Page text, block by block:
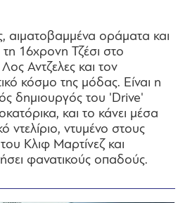
αιματοβαμμένα οράματα και
16χρονη Τζέσι στο
Λος Αντζελες και τον
κόσμο της μόδας. Είναι η
δημιουργός του 'Drive'
και το κάνει μέσα
ντελίριο, ντυμένο στους
Κλιφ Μαρτίνεζ και
φανατικούς οπαδούς.